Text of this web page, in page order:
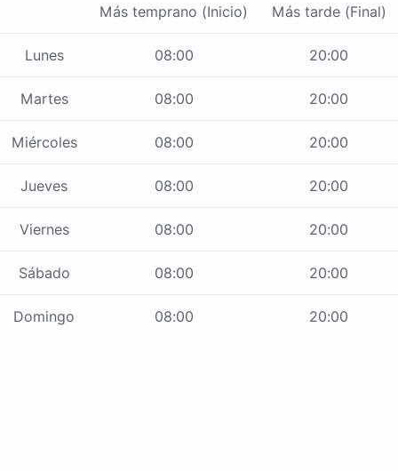
Más temprano (Inicio) Más tarde (Final)
Lunes 08:00 20:00
Martes 08:00 20:00
Miércoles 08:00 20:00
Jueves 08:00 20:00
Viernes 08:00 20:00
Sábado 08:00 20:00
Domingo 08:00 20:00